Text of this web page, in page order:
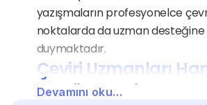
yazışmaların profesyonelce
noktalarda da uzman
duymaktadır.
Çeviri Uzmanları
Sektörlere Hizmet
Devamını oku…